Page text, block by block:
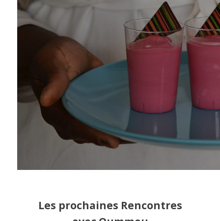
Les prochaines Rencontres